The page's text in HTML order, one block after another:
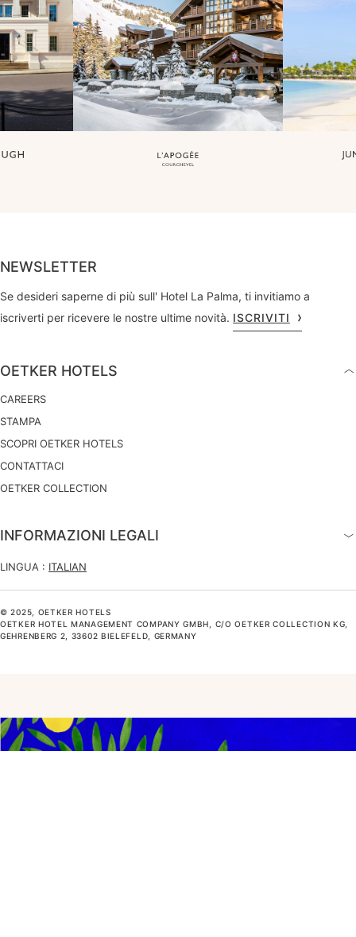
NEWSLETTER
Se desideri saperne di più sull' Hotel La Palma, ti invitiamo a
iscriverti per ricevere le nostre ultime novità. ISCRIVITI
OETKER HOTELS
CAREERS
STAMPA
SCOPRI OETKER HOTELS
CONTATTACI
OETKER COLLECTION
INFORMAZIONI LEGALI
LINGUA : ITALIAN
© 2025, OETKER HOTELS
OETKER HOTEL MANAGEMENT COMPANY GMBH, C/O OETKER COLLECTION KG,
GEHRENBERG 2, 33602 BIELEFELD, GERMANY